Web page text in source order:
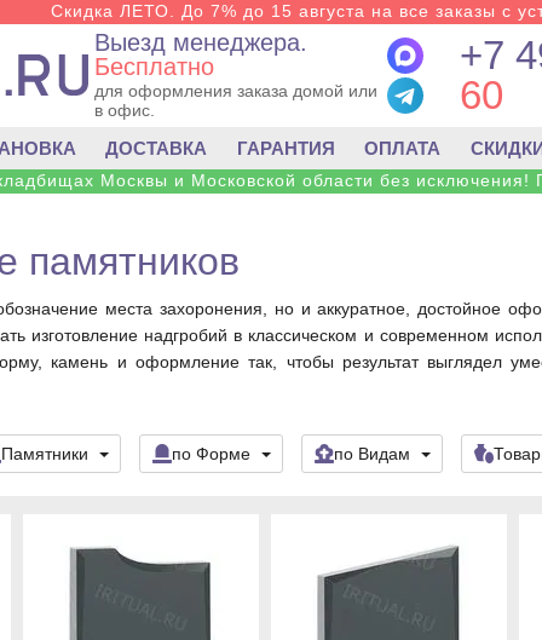
Скидка ЛЕТО. До 7% до 15 августа на все заказы с
Выезд менеджера.
Бесплатно
для оформления заказа домой или
в офис.
+7
60
ДОСТАВКА ГАРАНТИЯ ОПЛАТА
Москвы и Московской области без исключения!
памятников
места захоронения, но и аккуратное, достойное
изготовление надгробий в классическом и современном
камень и оформление так, чтобы результат выглядел
Памятники по Форме по Видам